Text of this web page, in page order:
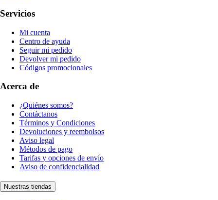
Servicios
Mi cuenta
Centro de ayuda
Seguir mi pedido
Devolver mi pedido
Códigos promocionales
Acerca de
¿Quiénes somos?
Contáctanos
Términos y Condiciones
Devoluciones y reembolsos
Aviso legal
Métodos de pago
Tarifas y opciones de envío
Aviso de confidencialidad
Nuestras tiendas